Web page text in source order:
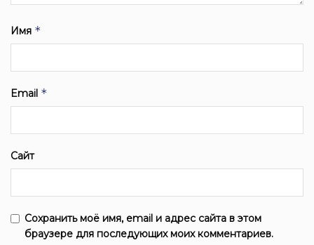
Имя *
Email *
Сайт
Сохранить моё имя, email и адрес сайта в этом
браузере для последующих моих комментариев.